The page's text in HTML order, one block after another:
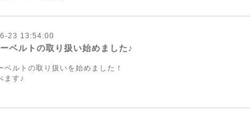
23 13:54:00
ベルトの取り扱い始めました♪
ベルトの取り扱いを始めました！
ます♪